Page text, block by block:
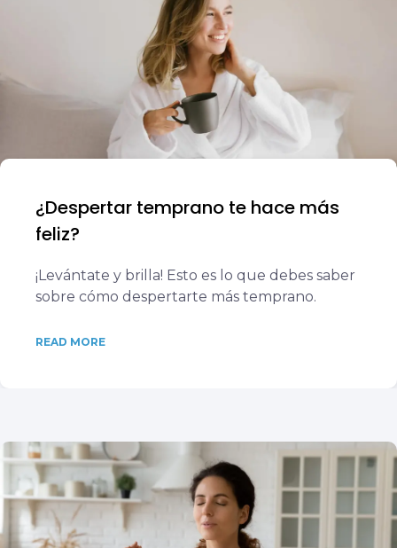
¿Despertar temprano te hace más
feliz?
¡Levántate y brilla! Esto es lo que debes saber
sobre cómo despertarte más temprano.
READ MORE